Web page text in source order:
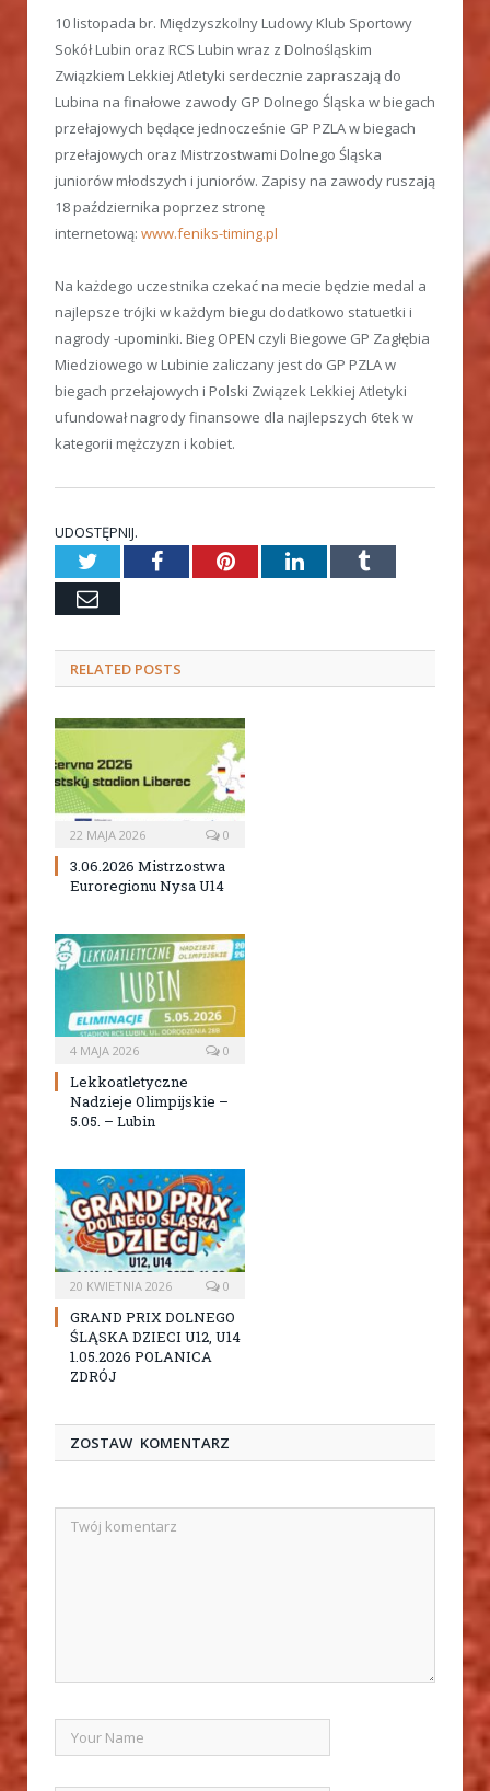
10 listopada br. Międzyszkolny Ludowy Klub Sportowy
Sokół Lubin oraz RCS Lubin wraz z Dolnośląskim
Związkiem Lekkiej Atletyki serdecznie zapraszają do
Lubina na finałowe zawody GP Dolnego Śląska w biegach
przełajowych będące jednocześnie GP PZLA w biegach
przełajowych oraz Mistrzostwami Dolnego Śląska
juniorów młodszych i juniorów. Zapisy na zawody ruszają
18 października poprzez stronę
internetową: www.feniks-timing.pl
Na każdego uczestnika czekać na mecie będzie medal a
najlepsze trójki w każdym biegu dodatkowo statuetki i
nagrody -upominki. Bieg OPEN czyli Biegowe GP Zagłębia
Miedziowego w Lubinie zaliczany jest do GP PZLA w
biegach przełajowych i Polski Związek Lekkiej Atletyki
ufundował nagrody finansowe dla najlepszych 6tek w
kategorii mężczyzn i kobiet.
UDOSTĘPNIJ.
TwitterFacebookPinterestLinkedInTumblr
Email
RELATED POSTS
22 MAJA 2026 0
3.06.2026 Mistrzostwa
Euroregionu Nysa U14
4 MAJA 2026 0
Lekkoatletyczne
Nadzieje Olimpijskie –
5.05. – Lubin
20 KWIETNIA 2026 0
GRAND PRIX DOLNEGO
ŚLĄSKA DZIECI U12, U14
1.05.2026 POLANICA
ZDRÓJ
ZOSTAW KOMENTARZ